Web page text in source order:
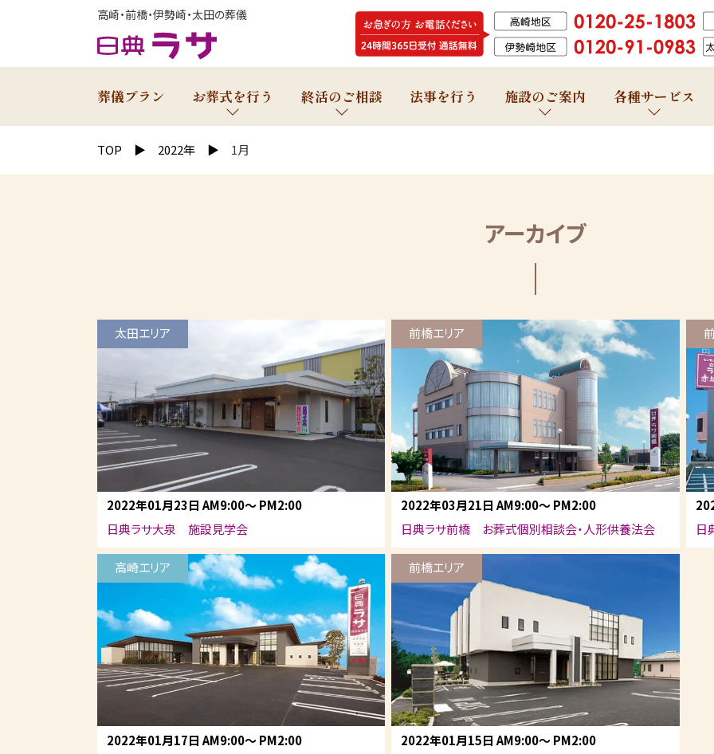
高崎・前橋・伊勢崎・太田の葬儀
葬儀プラン お葬式を行う 終活のご相談 法事を行う 施設のご案内 各種サービス
TOP 2022年 1月
アーカイブ
2022年01月23日 AM9:00～PM2:00
日典ラサ大泉 施設見学会
太田エリア
2022年03月21日 AM9:00～PM2:00
日典ラサ前橋 お葬式個別相談会・人形供養法会
前橋エリア
日
2022年01月17日 AM9:00～PM2:00
高崎エリア
2022年01月15日 AM9:00～PM2:00
前橋エリア